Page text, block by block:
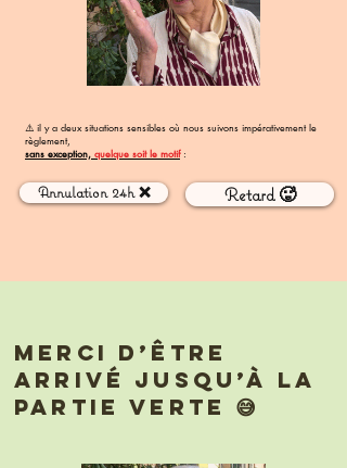
⚠️ il y a deux situations sensibles où nous suivons impérativement le
règlement,
sans exception, quelque soit le motif:
Annulation 24h ❌ Retard 🥵
merci d’être
arrivé jusqu’à la
partie verte 😅